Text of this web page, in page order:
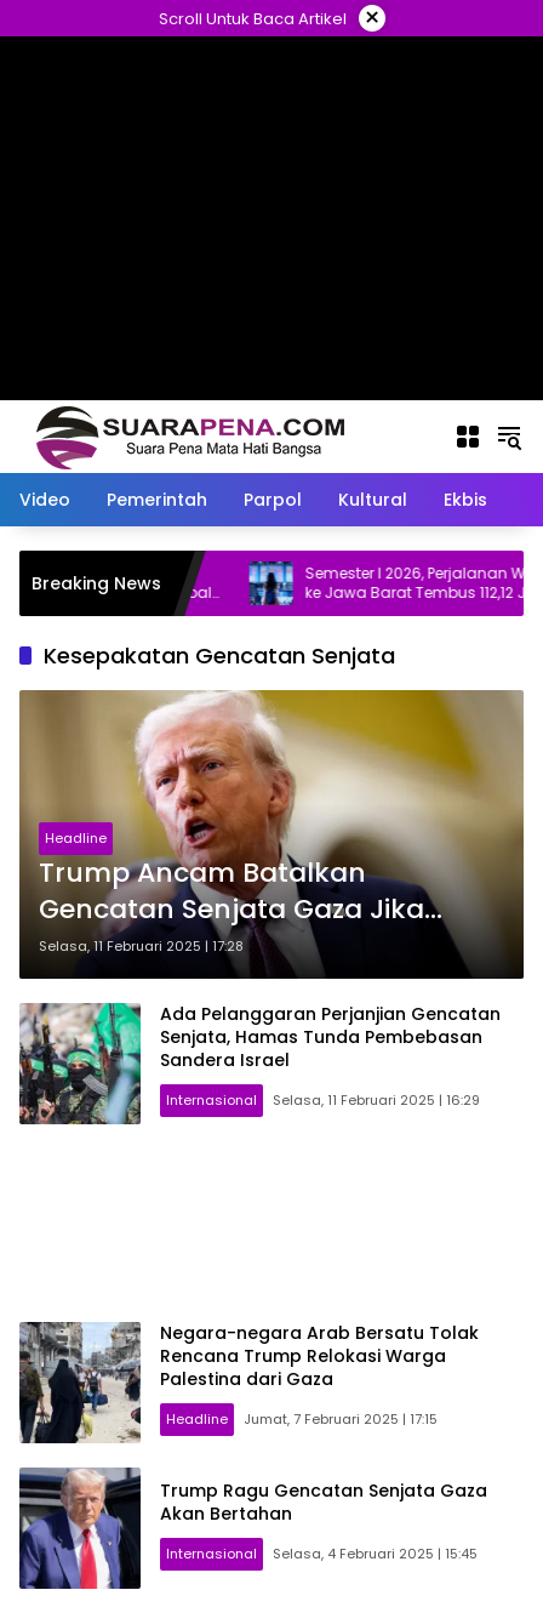
ke
Scroll Untuk Baca Artikel ×
Video Pemerintah Parpol Kultural Ekbis
Breaking News
5,29 Persen,
Pemerintah Soal
Semester I 2026, Perjalanan Wisatawan
ke Jawa Barat Tembus 112,12 Juta
Kesepakatan Gencatan Senjata
Headline
Trump Ancam Batalkan
Gencatan Senjata Gaza Jika…
Selasa, 11 Februari 2025 | 17:28
Ada Pelanggaran Perjanjian Gencatan
Senjata, Hamas Tunda Pembebasan
Sandera Israel
Internasional Selasa, 11 Februari 2025 | 16:29
Negara-negara Arab Bersatu Tolak
Rencana Trump Relokasi Warga
Palestina dari Gaza
Headline Jumat, 7 Februari 2025 | 17:15
Trump Ragu Gencatan Senjata Gaza
Akan Bertahan
Internasional Selasa, 4 Februari 2025 | 15:45